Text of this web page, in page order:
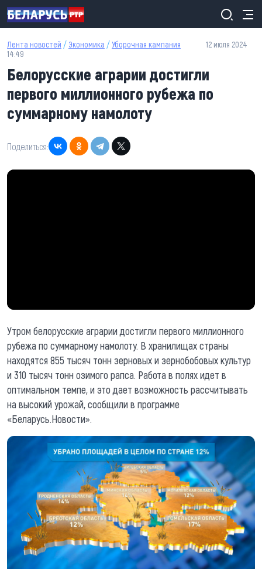
Перейти к основному содержанию
Лента новостей / Экономика /Уборочная кампания
12 июля 2024
14:49
Белорусские аграрии достигли
первого миллионного рубежа по
суммарному намолоту
Поделиться:
Утром белорусские аграрии достигли первого миллионного
рубежа по суммарному намолоту. В хранилищах страны
находятся 855 тысяч тонн зерновых и зернобобовых культур
и 310 тысяч тонн озимого рапса. Работа в полях идет в
оптимальном темпе, и это дает возможность рассчитывать
на высокий урожай, сообщили в программе
«Беларусь.Новости».